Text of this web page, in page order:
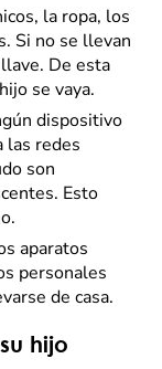
la ropa, los
Si no se llevan
De esta
se vaya.
dispositivo
las redes
son
Esto
aparatos
personales
de casa.
hijo